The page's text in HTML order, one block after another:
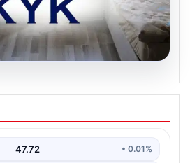
ve 2026 Yurt
Bilmeniz Gerekenler
için yeni bir döneme giriş
47.72 • 0.01%